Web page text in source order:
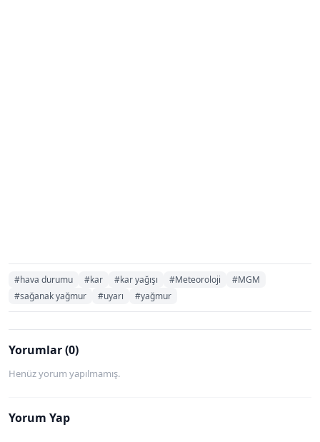
#hava durumu #kar #kar yağışı #Meteoroloji
#MGM
#sağanak yağmur
#uyarı #yağmur
Yorumlar (0)
Henüz yorum yapılmamış.
Yorum Yap